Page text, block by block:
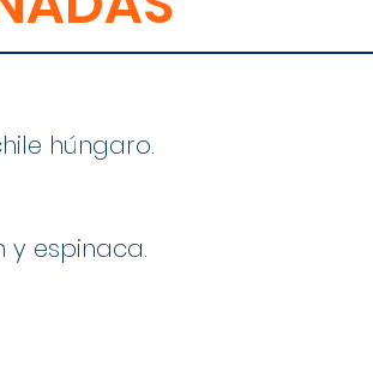
húngaro.
y espinaca.